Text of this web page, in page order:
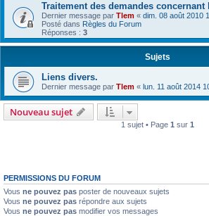
Traitement des demandes concernant
Dernier message par Tlem « dim. 08 août 2010
Posté dans Règles du Forum
Réponses : 3
Sujets
Liens divers.
Dernier message par Tlem « lun. 11 août 2014
Nouveau sujet
1 sujet • Page 1 sur 1
PERMISSIONS DU FORUM
Vous ne pouvez pas poster de nouveaux sujets
Vous ne pouvez pas répondre aux sujets
Vous ne pouvez pas modifier vos messages